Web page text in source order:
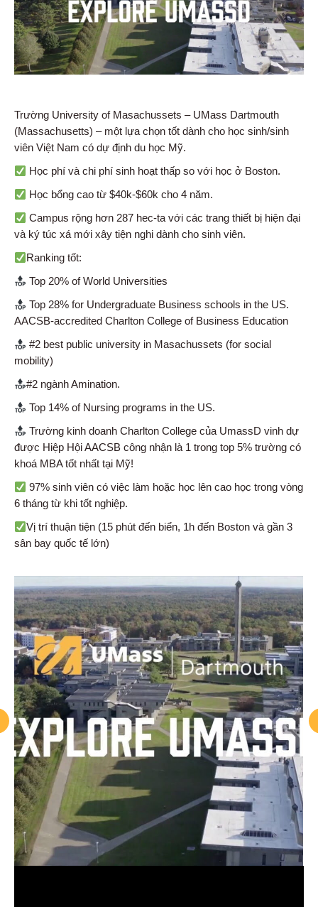
Trường University of Masachussets – UMass Dartmouth
(Massachusetts) – một lựa chọn tốt dành cho học sinh/sinh
viên Việt Nam có dự định du học Mỹ.
Học phí và chi phí sinh hoạt thấp so với học ở Boston.
Học bổng cao từ $40k-$60k cho 4 năm.
Campus rộng hơn 287 hec-ta với các trang thiết bị hiện đại
và ký túc xá mới xây tiện nghi dành cho sinh viên.
Ranking tốt:
Top 20% of World Universities
Top 28% for Undergraduate Business schools in the US.
AACSB-accredited Charlton College of Business Education
#2 best public university in Masachussets (for social
mobility)
#2 ngành Amination.
Top 14% of Nursing programs in the US.
Trường kinh doanh Charlton College của UmassD vinh dự
được Hiệp Hội AACSB công nhận là 1 trong top 5% trường có
khoá MBA tốt nhất tại Mỹ!
97% sinh viên có việc làm hoặc học lên cao học trong vòng
6 tháng từ khi tốt nghiệp.
Vị trí thuận tiện (15 phút đến biển, 1h đến Boston và gần 3
sân bay quốc tế lớn)